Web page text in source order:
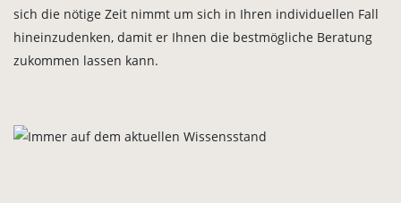
sich die nötige Zeit nimmt um sich in Ihren individuellen Fall
hineinzudenken, damit er Ihnen die bestmögliche Beratung
zukommen lassen kann.